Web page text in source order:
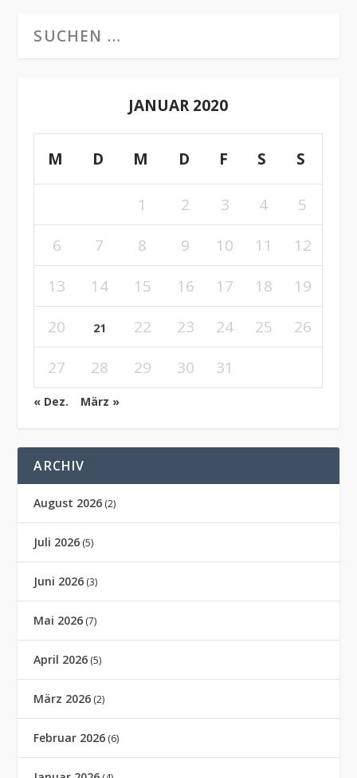
JANUAR 2020
M D M D F S S
1 2 3 4
5
6
7 8 9 10 11
12
13
14 15 16 17 18
19
20
21 22 23 24 25
26
27
28 29 30 31
« Dez. März »
ARCHIV
August 2026 (2)
Juli 2026 (5)
Juni 2026 (3)
Mai 2026 (7)
April 2026 (5)
März 2026 (2)
Februar 2026 (6)